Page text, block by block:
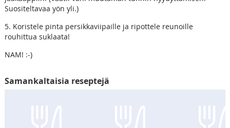
Suositeltavaa yön yli.)
5. Koristele pinta persikkaviipaille ja ripottele reunoille
rouhittua suklaata!
NAM! :-)
Samankaltaisia reseptejä